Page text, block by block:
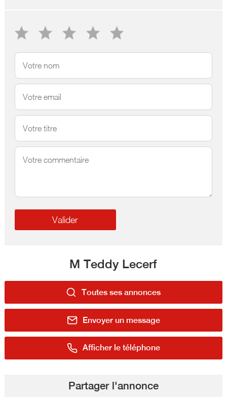
M Teddy Lecerf
Toutes ses annonces
Envoyer un message
Afficher le téléphone
Partager l'annonce